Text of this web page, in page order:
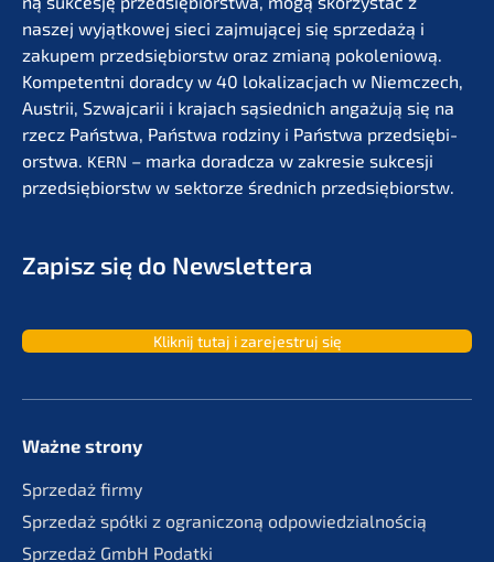
naszej wyjąt­ko­wej sieci zajmu­jącej się sprze­dażą i
zakupem przedsię­bi­orstw oraz zmianą pokolenio­wą.
Kompe­tent­ni dorad­cy w 40 lokali­zac­jach w Niemc­zech,
Austrii, Szwaj­ca­rii i krajach sąsied­nich angażu­ją się na
rzecz Państ­wa, Państ­wa rodzi­ny i Państ­wa przedsię­bi­
orst­wa. KERN – marka dorad­c­za w zakre­sie sukces­ji
przedsię­bi­orstw w sektor­ze średnich przedsiębiorstw.
Zapisz się do Newslettera
Kliknij tutaj i zarejes­truj się
Ważne strony
Sprze­daż firmy
Sprze­daż spółki z ogranic­zoną odpowiedzialnością
Sprze­daż GmbH Podatki